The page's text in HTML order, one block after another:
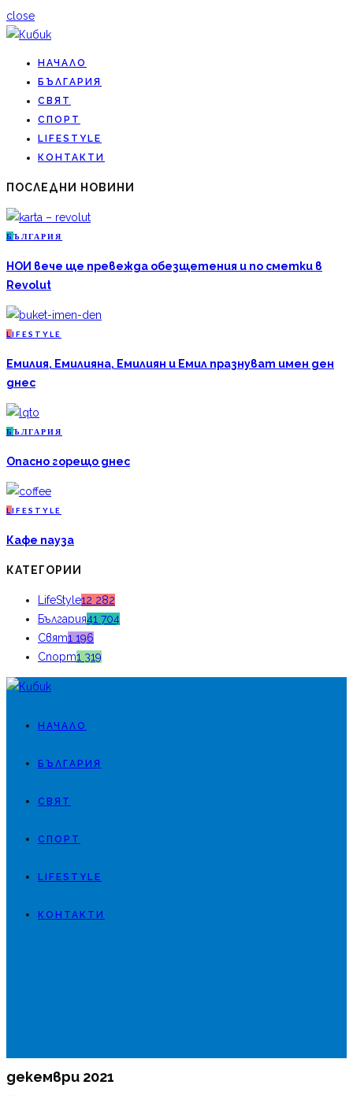
close
НАЧАЛО
БЪЛГАРИЯ
СВЯТ
СПОРТ
LIFESTYLE
КОНТАКТИ
ПОСЛЕДНИ НОВИНИ
Б ЪЛГАРИЯ
НОИ вече ще превежда обезщетения и по сметки в
Revolut
L IFESTYLE
Емилия, Емилияна, Емилиян и Емил празнуват имен ден
днес
Б ЪЛГАРИЯ
Опасно горещо днес
L IFESTYLE
Кафе пауза
КАТЕГОРИИ
LifeStyle12 282
България41 704
Свят1 196
Спорт1 319
НАЧАЛО
БЪЛГАРИЯ
СВЯТ
СПОРТ
LIFESTYLE
КОНТАКТИ
декември 2021